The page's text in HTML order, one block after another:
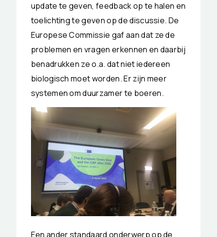
update te geven, feedback op te halen en
toelichting te geven op de discussie. De
Europese Commissie gaf aan dat ze de
problemen en vragen erkennen en daarbij
benadrukken ze o.a. dat niet iedereen
biologisch moet worden. Er zijn meer
systemen om duurzamer te boeren.
Een ander standaard onderwerp op de